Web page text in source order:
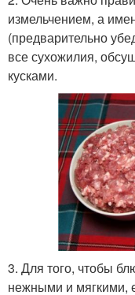
измельчением, а
(предварительно
все сухожилия,
кусками.
3. Для того, чтобы
нежными и мягкими,